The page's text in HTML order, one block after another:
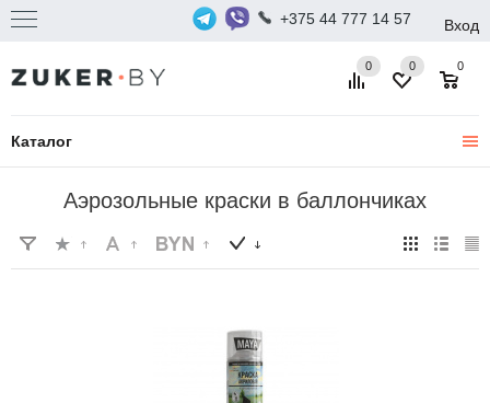
+375 44 777 14 57 Вход
Каталог
0 0
0
Аэрозольные краски в баллончиках